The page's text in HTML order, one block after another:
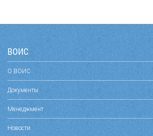
ВОИС
О ВОИС
Документы
Менеджмент
Новости